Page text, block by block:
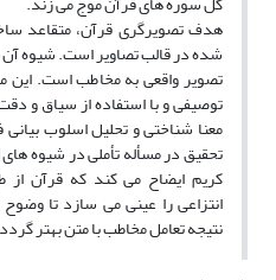
هدف تصویرگری قرآن، متقاعد
شده در قالب تصاویر است. شیوه آن
تصویر واقعی به مخاطب است. این
توصیفی و با استفاده از سیاق و
معنا شناختی و تحلیل اسلوب
تحقیق در مسأله تأملی در شیوه
کریم ایضاح می کند که قرآن از
انتزاعی را عینی می سازد تا
نتیجه تعامل مخاطب با متن بهتر